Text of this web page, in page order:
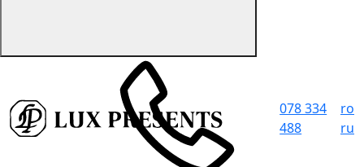
078 334
488
ro
ru